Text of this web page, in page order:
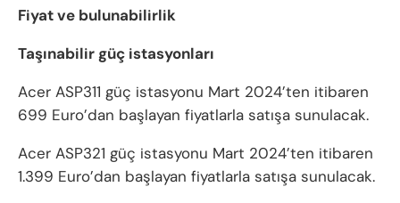
Fiyat ve bulunabilirlik
Taşınabilir güç istasyonları
Acer ASP311 güç istasyonu Mart 2024’ten itibaren
699 Euro’dan başlayan fiyatlarla satışa sunulacak.
Acer ASP321 güç istasyonu Mart 2024’ten itibaren
1.399 Euro’dan başlayan fiyatlarla satışa sunulacak.